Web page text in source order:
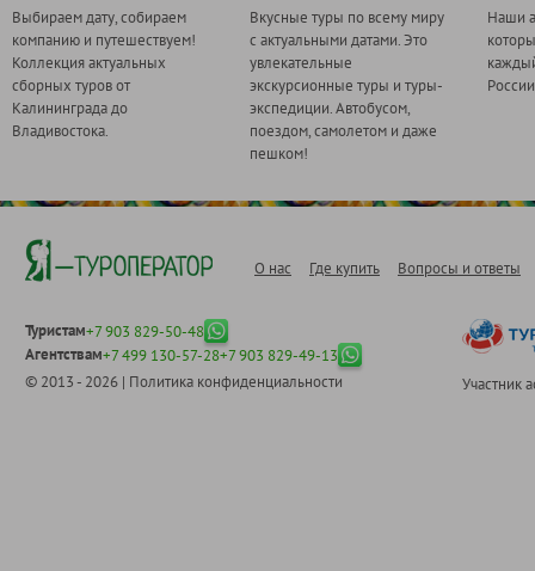
Выбираем дату, собираем
компанию и путешествуем!
Коллекция актуальных
сборных туров от
Калининграда до
Владивостока.
Вкусные туры по всему миру
с актуальными датами. Это
увлекательные
экскурсионные туры и туры-
экспедиции. Автобусом,
поездом, самолетом и даже
пешком!
Наши
О нас Где купить Вопросы и ответы
Туристам+7 903 829-50-48
Агентствам+7 499 130-57-28+7 903 829-49-13
© 2013 - 2026 | Политика конфиденциальности Участник